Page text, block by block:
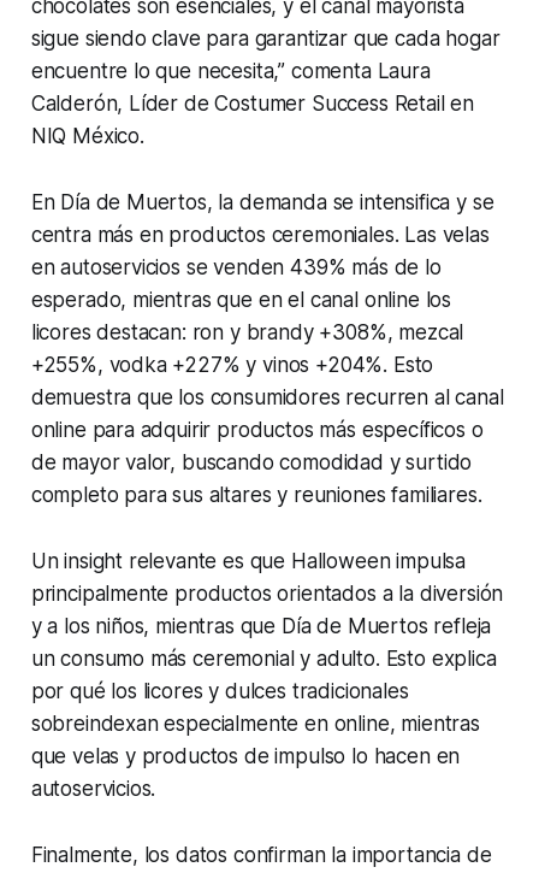
chocolates son esenciales, y el canal mayorista
sigue siendo clave para garantizar que cada hogar
encuentre lo que necesita,” comenta Laura
Calderón, Líder de Costumer Success Retail en
NIQ México.
En Día de Muertos, la demanda se intensifica y se
centra más en productos ceremoniales. Las velas
en autoservicios se venden 439% más de lo
esperado, mientras que en el canal online los
licores destacan: ron y brandy +308%, mezcal
+255%, vodka +227% y vinos +204%. Esto
demuestra que los consumidores recurren al canal
online para adquirir productos más específicos o
de mayor valor, buscando comodidad y surtido
completo para sus altares y reuniones familiares.
Un insight relevante es que Halloween impulsa
principalmente productos orientados a la diversión
y a los niños, mientras que Día de Muertos refleja
un consumo más ceremonial y adulto. Esto explica
por qué los licores y dulces tradicionales
sobreindexan especialmente en online, mientras
que velas y productos de impulso lo hacen en
autoservicios.
Finalmente, los datos confirman la importancia de